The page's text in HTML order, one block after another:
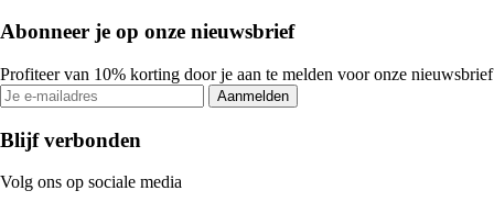
Abonneer je op onze nieuwsbrief
Profiteer van 10% korting door je aan te melden voor onze nieuwsbrief
Aanmelden
Blijf verbonden
Volg ons op sociale media